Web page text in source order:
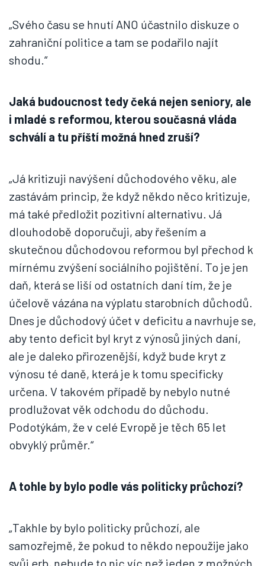
„Svého času se hnutí ANO účastnilo diskuze o
zahraniční politice a tam se podařilo najít
shodu.“
Jaká budoucnost tedy čeká nejen seniory, ale
i mladé s reformou, kterou současná vláda
schválí a tu příští možná hned zruší?
„Já kritizuji navýšení důchodového věku, ale
zastávám princip, že když někdo něco kritizuje,
má také předložit pozitivní alternativu. Já
dlouhodobě doporučuji, aby řešením a
skutečnou důchodovou reformou byl přechod k
mírnému zvýšení sociálního pojištění. To je jen
daň, která se liší od ostatních daní tím, že je
účelově vázána na výplatu starobních důchodů.
Dnes je důchodový účet v deficitu a navrhuje se,
aby tento deficit byl kryt z výnosů jiných daní,
ale je daleko přirozenější, když bude kryt z
výnosu té daně, která je k tomu specificky
určena. V takovém případě by nebylo nutné
prodlužovat věk odchodu do důchodu.
Podotýkám, že v celé Evropě je těch 65 let
obvyklý průměr.“
A tohle by bylo podle vás politicky průchozí?
„Takhle by bylo politicky průchozí, ale
samozřejmě, že pokud to někdo nepoužije jako
svůj erb, nebude to nic víc než jeden z možných